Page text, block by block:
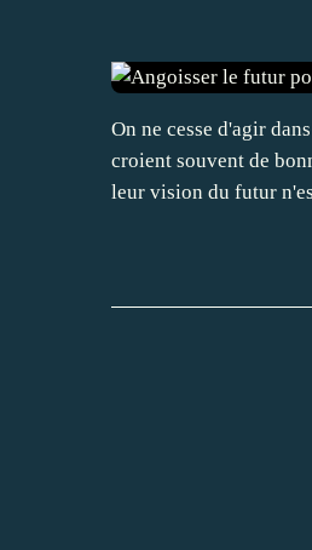
On ne cesse d'agir
croient souvent de
leur vision du futur